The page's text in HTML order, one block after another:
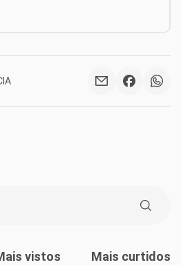
vistos Mais curtidos